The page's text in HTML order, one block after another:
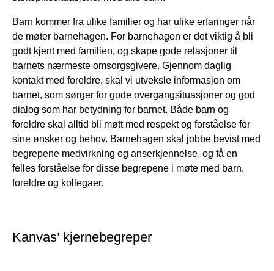
Barn kommer fra ulike familier og har ulike erfaringer når
de møter barnehagen. For barnehagen er det viktig å bli
godt kjent med familien, og skape gode relasjoner til
barnets nærmeste omsorgsgivere. Gjennom daglig
kontakt med foreldre, skal vi utveksle informasjon om
barnet, som sørger for gode overgangsituasjoner og god
dialog som har betydning for barnet. Både barn og
foreldre skal alltid bli møtt med respekt og forståelse for
sine ønsker og behov. Barnehagen skal jobbe bevist med
begrepene medvirkning og anserkjennelse, og få en
felles forståelse for disse begrepene i møte med barn,
foreldre og kollegaer.
Kanvas’ kjernebegreper